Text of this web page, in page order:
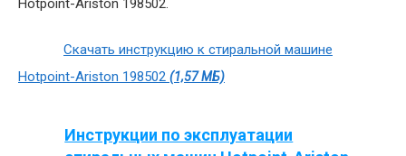
Hotpoint-Ariston 198502.
Скачать инструкцию к стиральной машине
Hotpoint-Ariston 198502 (1,57 МБ)
Инструкции по эксплуатации